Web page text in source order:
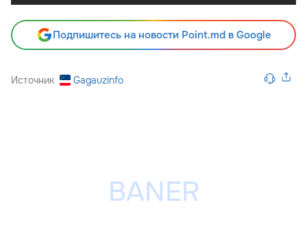
Подпишитесь на новости Point.md в Google
Источник Gagauzinfo